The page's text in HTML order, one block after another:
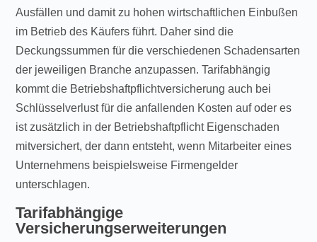
Ausfällen und damit zu hohen wirtschaftlichen Einbußen
im Betrieb des Käufers führt. Daher sind die
Deckungssummen für die verschiedenen Schadensarten
der jeweiligen Branche anzupassen. Tarifabhängig
kommt die Betriebshaftpflichtversicherung auch bei
Schlüsselverlust für die anfallenden Kosten auf oder es
ist zusätzlich in der Betriebshaftpflicht Eigenschaden
mitversichert, der dann entsteht, wenn Mitarbeiter eines
Unternehmens beispielsweise Firmengelder
unterschlagen.
Tarifabhängige
Versicherungserweiterungen